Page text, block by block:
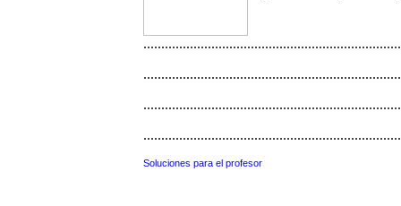
Soluciones para el profesor